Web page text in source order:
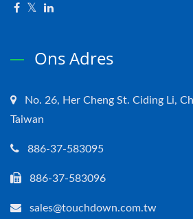
Ons Adres
No. 26, Her Cheng St. Ciding Li,
Taiwan
886-37-583095
886-37-583096
sales@touchdown.com.tw